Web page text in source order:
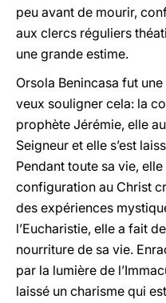
peu avant de mourir,
aux clercs réguliers
une grande estime.
Orsola Benincasa fut
veux souligner cela: la
prophète Jérémie, elle
Seigneur et elle s’est
Pendant toute sa vie,
configuration au Christ
des expériences
l’Eucharistie, elle a fait
nourriture de sa vie.
par la lumière de
laissé un charisme qui